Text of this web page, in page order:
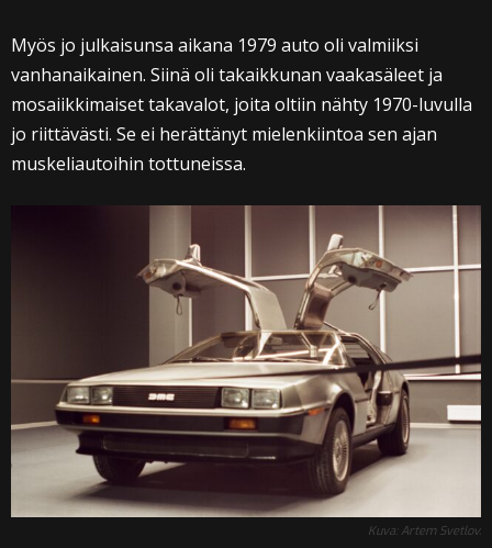
Myös jo julkaisunsa aikana 1979 auto oli valmiiksi
vanhanaikainen. Siinä oli takaikkunan vaakasäleet ja
mosaiikkimaiset takavalot, joita oltiin nähty 1970-luvulla
jo riittävästi. Se ei herättänyt mielenkiintoa sen ajan
muskeliautoihin tottuneissa.
Kuva: Artem Svetlov.